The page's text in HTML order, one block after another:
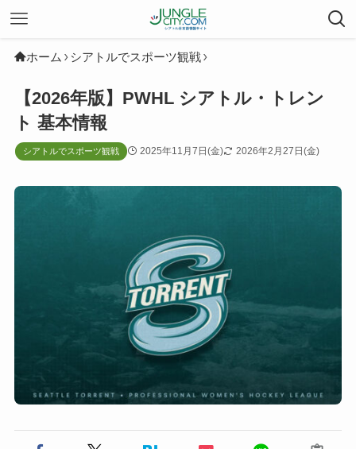
ホーム シアトルでスポーツ観戦
【2026年版】PWHL シアトル・トレン
ト 基本情報
シアトルでスポーツ観戦 2025年11月7日(金) 2026年2月27日(金)